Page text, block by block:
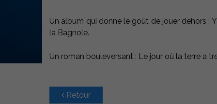
Un album qui donne le goût de jouer dehors
la Bagnole.
Un roman bouleversant : Le jour où la terre a
Retour